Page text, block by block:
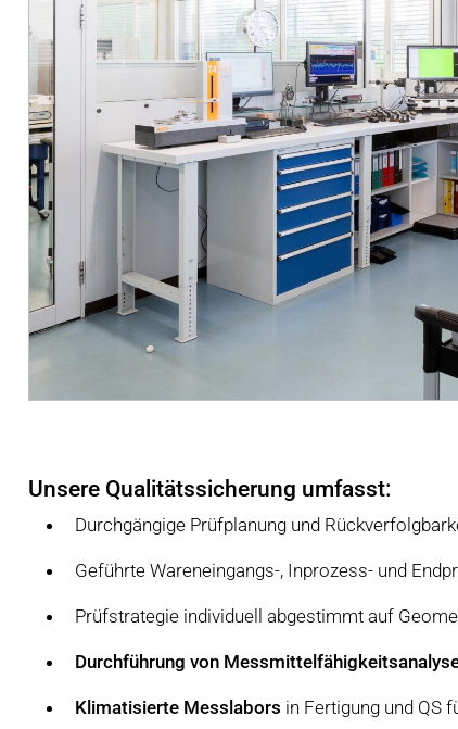
Unsere Qualitätssicherung umfasst:
Durchgängige Prüfplanung und
Geführte Wareneingangs-, Inprozess- und
Prüfstrategie individuell abgestimmt auf
Durchführung von
Klimatisierte Messlabors in Fertigung und QS